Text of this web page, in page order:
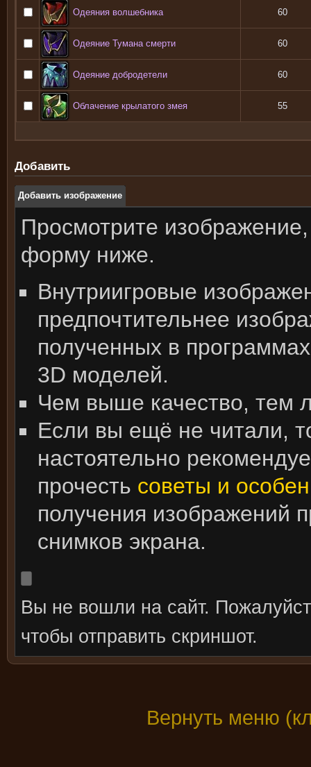
Одеяния волшебника 60
Одеяние Тумана смерти 60
Одеяние добродетели 60
Облачение крылатого змея 55
Добавить
Добавить изображение
Просмотрите изображение,
форму ниже.
Внутриигровые
предпочтительнее
полученных в
3D моделей.
Чем выше качество, тем
Если вы ещё не читали,
настоятельно
прочесть советы и
получения изображений
снимков экрана.
Вы не вошли на сайт.
чтобы отправить скриншот.
Вернуть меню